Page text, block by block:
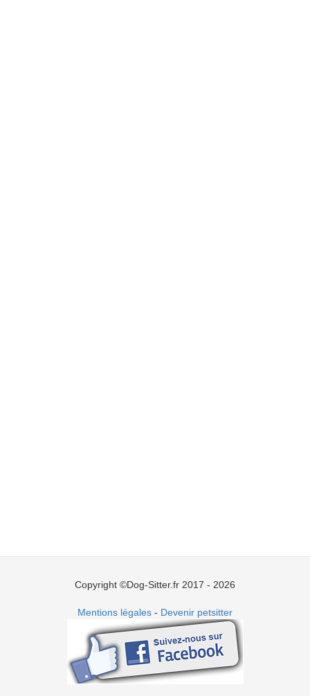
Copyright ©Dog-Sitter.fr 2017 - 2026
Mentions légales - Devenir petsitter